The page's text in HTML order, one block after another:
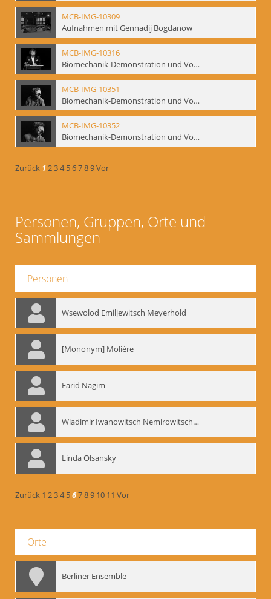
MCB-IMG-10309
Aufnahmen mit Gennadij Bogdanow
MCB-IMG-10316
Biomechanik-Demonstration und Vortrag, Berliner Ensemble, 04.10.1991
MCB-IMG-10351
Biomechanik-Demonstration und Vortrag, Berliner Ensemble, 04.10.1991
MCB-IMG-10352
Biomechanik-Demonstration und Vortrag, Berliner Ensemble, 04.10.1991
Zurück 1234 56789Vor
Personen, Gruppen, Orte und
Sammlungen
Personen
Wsewolod Emiljewitsch Meyerhold
[Mononym] Molière
Farid Nagim
Wladimir Iwanowitsch Nemirowitsch-Dantschenko
Linda Olsansky
Zurück 1 234 56789 10 11 Vor
Orte
Berliner Ensemble